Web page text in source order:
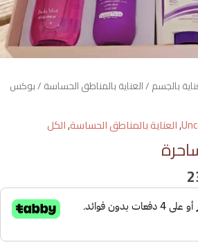
بالجسم /العناية بالمناطق الحساسة / بوكس
,العناية بالمناطق الحساسة,الكل